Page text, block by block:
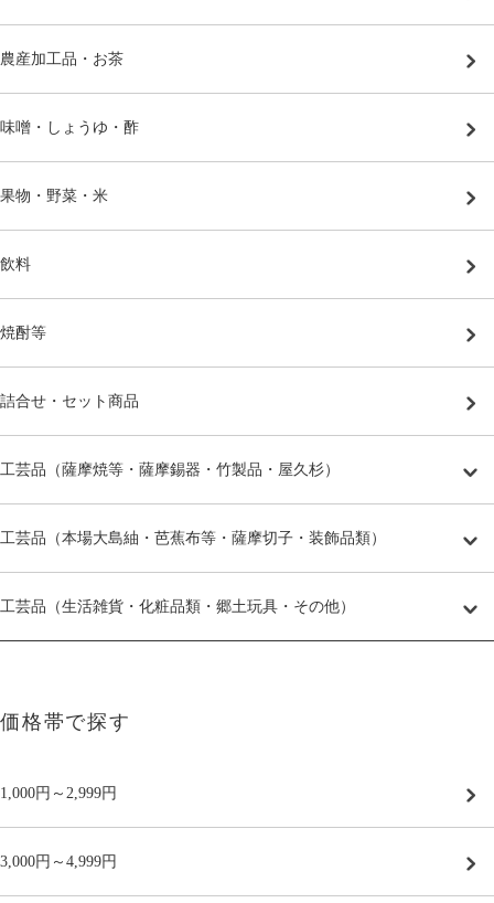
農産加工品・お茶
味噌・しょうゆ・酢
果物・野菜・米
飲料
焼酎等
詰合せ・セット商品
工芸品（薩摩焼等・薩摩錫器・竹製品・屋久杉）
工芸品（本場大島紬・芭蕉布等・薩摩切子・装飾品類）
工芸品（生活雑貨・化粧品類・郷土玩具・その他）
価格帯で探す
1,000円～2,999円
3,000円～4,999円